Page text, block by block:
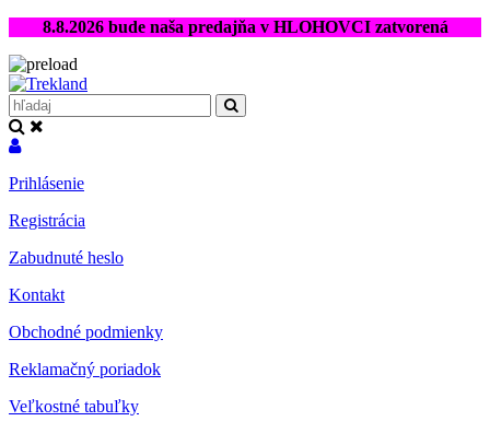
8.8.2026 bude naša predajňa v HLOHOVCI zatvorená
Prihlásenie
Registrácia
Zabudnuté heslo
Kontakt
Obchodné podmienky
Reklamačný poriadok
Veľkostné tabuľky